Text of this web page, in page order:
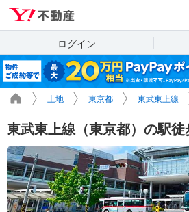
ログイン
土地 東京都 東武東上線
東武東上線（東京都）の駅